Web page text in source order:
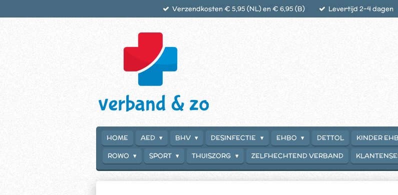
Verzendkosten € 5,95 (NL) en € 6,95 (B) Levertijd 2-4 dagen
HOME AED BHV DESINFECTIE EHBO DETTOL KINDER
ROWO
SPORT THUISZORG ZELFHECHTEND VERBAND